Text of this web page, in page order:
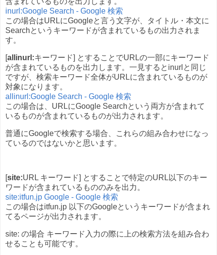
inurl:Google Search - Google 検索
この場合はURLにGoogleと言う文字が、タイトル・本文に
Searchというキーワードが含まれているもの出力されま
す。
[allinurl:キーワード] とすることでURLの一部にキーワード
が含まれているものを出力します。一見するとinurlと同じ
ですが、検索キーワード全体がURLに含まれているものが
対象になります。
allinurl:Google Search - Google 検索
この場合は、URLにGoogle Searchという両方が含まれて
いるものが含まれているものが出力されます。
普通にGoogleで検索する場合、これらの組み合わせになっ
ているのではないかと思います。
[site:URL キーワード] とすることで特定のURL以下のキー
ワードが含まれているもののみを出力。
site:itfun.jp Google - Google 検索
この場合はitfun.jp 以下のGoogleというキーワードが含まれ
てるページが出力されます。
site: の場合 キーワード入力の際に上の検索方法を組み合わ
せることも可能です。